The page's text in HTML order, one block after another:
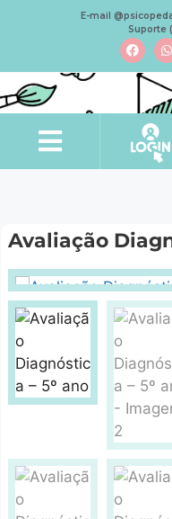
E-mail
Suporte
Avaliação